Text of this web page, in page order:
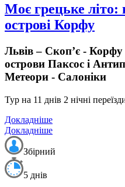
Моє грецьке літо:
острові Корфу
Львів – Скоп’є -
острови Паксос і
Метеори - Салоніки
Тур на 11 днів 2 нічні
Докладніше
Докладніше
Збірний
5 днів